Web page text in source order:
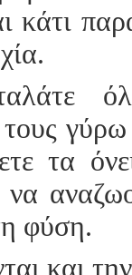
κάτι
τους
τα
να
φύση.
και